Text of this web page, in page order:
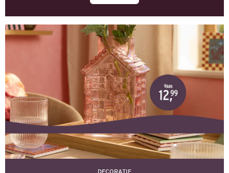
DECORATIE